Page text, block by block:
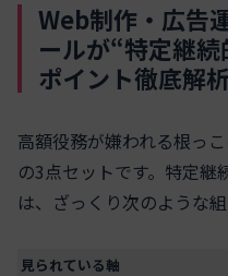
Web制作・広告
ールが“特定継
ポイント徹底解
高額役務が嫌われる根っ
の3点セットです。特定
は、ざっくり次のような
見られている軸